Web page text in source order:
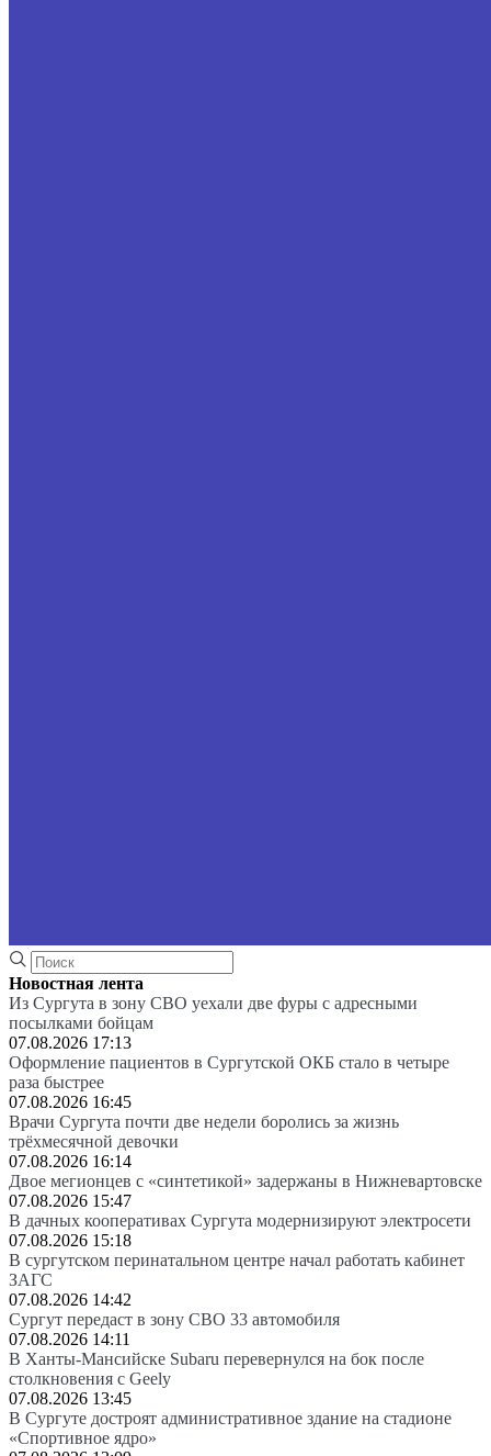
Новостная лента
Из Сургута в зону СВО уехали две фуры с адресными
посылками бойцам
07.08.2026 17:13
Оформление пациентов в Сургутской ОКБ стало в четыре
раза быстрее
07.08.2026 16:45
Врачи Сургута почти две недели боролись за жизнь
трёхмесячной девочки
07.08.2026 16:14
Двое мегионцев с «синтетикой» задержаны в Нижневартовске
07.08.2026 15:47
В дачных кооперативах Сургута модернизируют электросети
07.08.2026 15:18
В сургутском перинатальном центре начал работать кабинет
ЗАГС
07.08.2026 14:42
Сургут передаст в зону СВО 33 автомобиля
07.08.2026 14:11
В Ханты-Мансийске Subaru перевернулся на бок после
столкновения с Geely
07.08.2026 13:45
В Сургуте достроят административное здание на стадионе
«Спортивное ядро»